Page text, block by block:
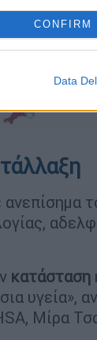
CONFIRM
Data
κατάσταση
υγεία»,
Μίρα